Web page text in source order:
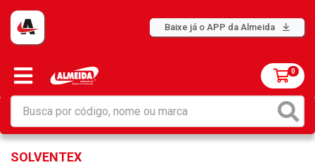
Baixe já o APP da Almeida
0
SOLVENTEX